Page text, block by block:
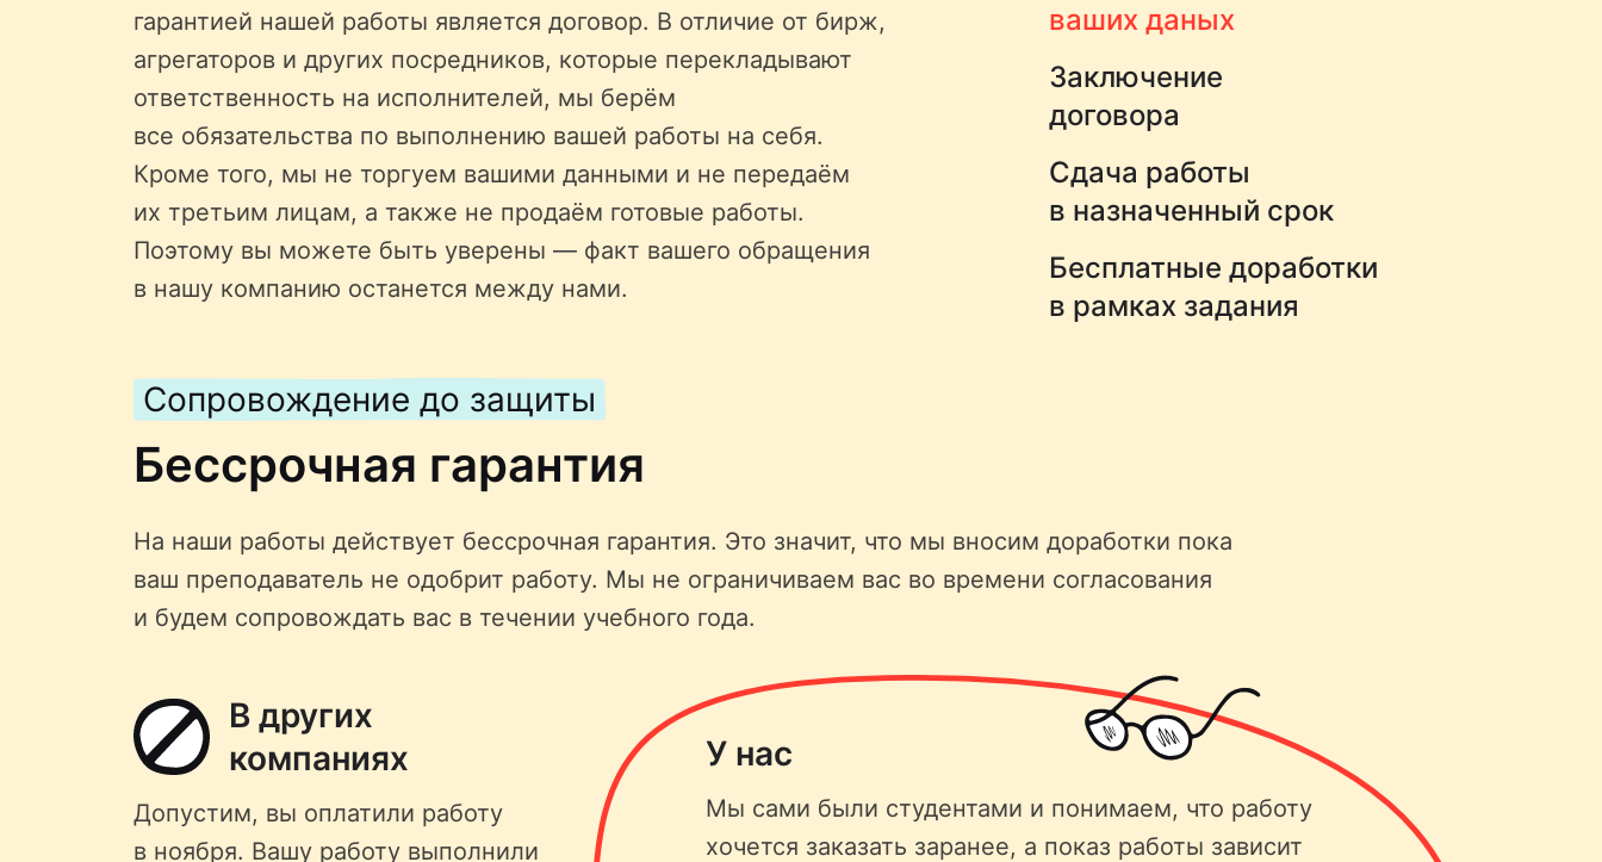
гарантией нашей работы является договор. В отличие от бирж,
агрегаторов и других посредников, которые перекладывают
ответственность на исполнителей, мы берём
все обязательства по выполнению вашей работы на себя.
Кроме того, мы не торгуем вашими данными и не передаём
их третьим лицам, а также не продаём готовые работы.
Поэтому вы можете быть уверены — факт вашего обращения
в нашу компанию останется между нами.
ваших даных
Заключение
договора
Сдача работы
в назначенный срок
Бесплатные доработки
в рамках задания
Сопровождение до защиты
Бессрочная гарантия
На наши работы действует бессрочная гарантия. Это значит, что мы вносим доработки пока
ваш преподаватель не одобрит работу. Мы не ограничиваем вас во времени согласования
и будем сопровождать вас в течении учебного года.
В других
компаниях
Допустим, вы оплатили работу
в ноября. Вашу работу выполнили
У нас
Мы сами были студентами и понимаем, что работу
хочется заказать заранее, а показ работы зависит